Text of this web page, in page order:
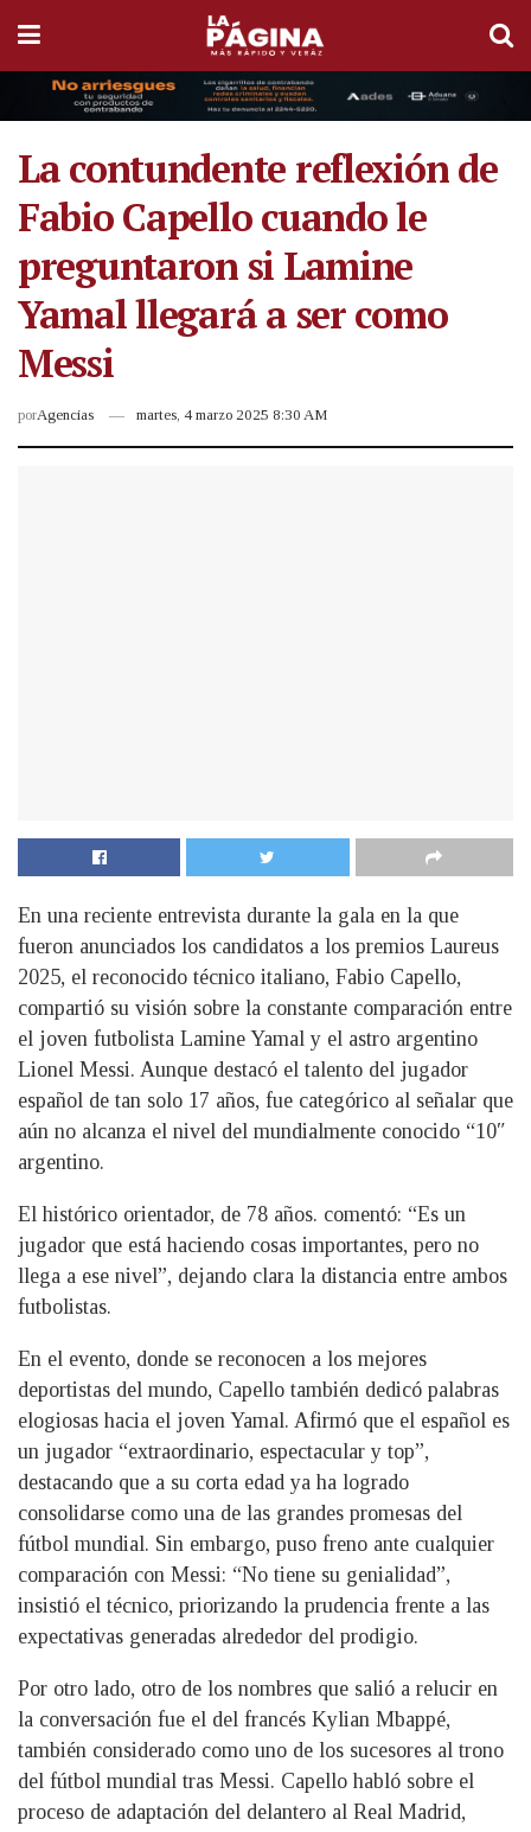
La contundente reflexión de
Fabio Capello cuando le
preguntaron si Lamine
Yamal llegará a ser como
Messi
porAgencias martes, 4 marzo 2025 8:30 AM
En una reciente entrevista durante la gala en la que
fueron anunciados los candidatos a los premios Laureus
2025, el reconocido técnico italiano, Fabio Capello,
compartió su visión sobre la constante comparación entre
el joven futbolista Lamine Yamal y el astro argentino
Lionel Messi. Aunque destacó el talento del jugador
español de tan solo 17 años, fue categórico al señalar que
aún no alcanza el nivel del mundialmente conocido “10″
argentino.
El histórico orientador, de 78 años. comentó: “Es un
jugador que está haciendo cosas importantes, pero no
llega a ese nivel”, dejando clara la distancia entre ambos
futbolistas.
En el evento, donde se reconocen a los mejores
deportistas del mundo, Capello también dedicó palabras
elogiosas hacia el joven Yamal. Afirmó que el español es
un jugador “extraordinario, espectacular y top”,
destacando que a su corta edad ya ha logrado
consolidarse como una de las grandes promesas del
fútbol mundial. Sin embargo, puso freno ante cualquier
comparación con Messi: “No tiene su genialidad”,
insistió el técnico, priorizando la prudencia frente a las
expectativas generadas alrededor del prodigio.
Por otro lado, otro de los nombres que salió a relucir en
la conversación fue el del francés Kylian Mbappé,
también considerado como uno de los sucesores al trono
del fútbol mundial tras Messi. Capello habló sobre el
proceso de adaptación del delantero al Real Madrid,